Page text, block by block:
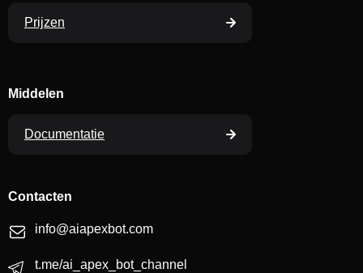
Middelen
Contacten
info@aiapexbot.com
t.me/ai_apex_bot_channel
Prijzen
Documentatie